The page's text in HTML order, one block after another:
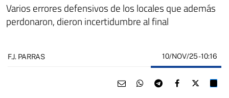
Varios errores defensivos de los locales que además
perdonaron, dieron incertidumbre al final
F.J. PARRAS 10/NOV/25- 10:16